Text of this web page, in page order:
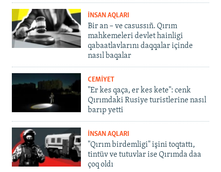
İNSAN AQLARI
Bir an – ve casussıñ. Qırım
mahkemeleri devlet hainligi
qabaatlavlarını daqqalar içinde
nasıl baqalar
CEMİYET
"Er kes qaça, er kes kete": cenk
Qırımdaki Rusiye turistlerine nasıl
barıp yetti
İNSAN AQLARI
"Qırım birdemligi" işini toqtattı,
tintüv ve tutuvlar ise Qırımda daa
çoq oldı